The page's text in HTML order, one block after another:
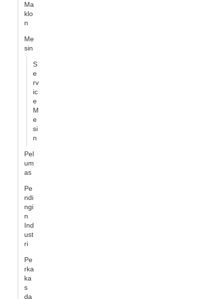
Ma
klo
n
Me
sin
S
e
rv
ic
e
M
e
si
n
Pel
um
as
Pe
ndi
ngi
n
Ind
ust
ri
Pe
rka
ka
s
da